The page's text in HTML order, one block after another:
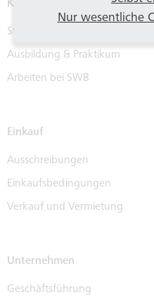
Stellenangebote
Ausbildung & Praktikum
Arbeiten bei SWB
Einkauf
Ausschreibungen
Einkaufsbedingungen
Verkauf und Vermietung
Unternehmen
Geschäftsführung
Nur wesentliche